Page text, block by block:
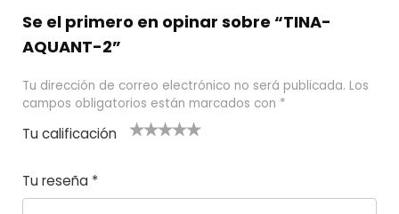
Se el primero en opinar sobre “TINA-
AQUANT-2”
Tu dirección de correo electrónico no será publicada. Los
campos obligatorios están marcados con *
Tu calificación
e
5
las
s
Tu reseña *